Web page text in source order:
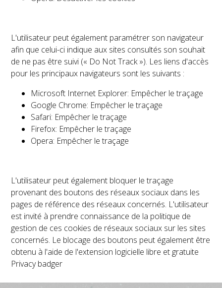
L'utilisateur peut également paramétrer son navigateur
afin que celui-ci indique aux sites consultés son souhait
de ne pas être suivi (« Do Not Track »). Les liens d'accès
pour les principaux navigateurs sont les suivants :
Microsoft Internet Explorer: Empêcher le traçage
Google Chrome: Empêcher le traçage
Safari: Empêcher le traçage
Firefox: Empêcher le traçage
Opera: Empêcher le traçage
L'utilisateur peut également bloquer le traçage
provenant des boutons des réseaux sociaux dans les
pages de référence des réseaux concernés. L'utilisateur
est invité à prendre connaissance de la politique de
gestion de ces cookies de réseaux sociaux sur les sites
concernés. Le blocage des boutons peut également être
obtenu à l'aide de l'extension logicielle libre et gratuite
Privacy badger